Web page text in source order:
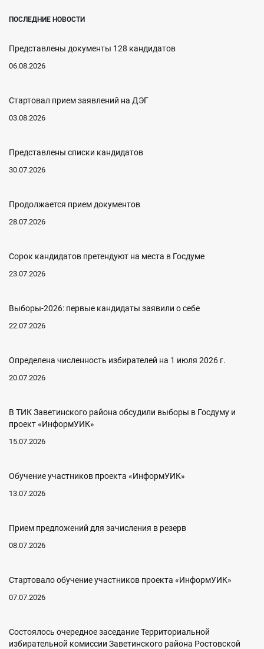
ПОСЛЕДНИЕ НОВОСТИ
Представлены документы 128 кандидатов
06.08.2026
Стартовал прием заявлений на ДЭГ
03.08.2026
Представлены списки кандидатов
30.07.2026
Продолжается прием документов
28.07.2026
Сорок кандидатов претендуют на места в Госдуме
23.07.2026
Выборы-2026: первые кандидаты заявили о себе
22.07.2026
Определена численность избирателей на 1 июля 2026 г.
20.07.2026
В ТИК Заветинского района обсудили выборы в Госдуму и
проект «ИнформУИК»
15.07.2026
Обучение участников проекта «ИнформУИК»
13.07.2026
Прием предложений для зачисления в резерв
08.07.2026
Стартовало обучение участников проекта «ИнформУИК»
07.07.2026
Состоялось очередное заседание Территориальной
избирательной комиссии Заветинского района Ростовской